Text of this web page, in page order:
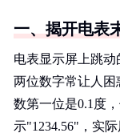
一、揭开电表
电表显示屏上跳
两位数字常让人
数第一位是0.1度
示"1234.56"，实